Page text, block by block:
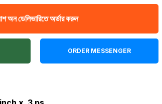
অন ডেলিভারিতে অর্ডার করুন
ORDER MESSENGER